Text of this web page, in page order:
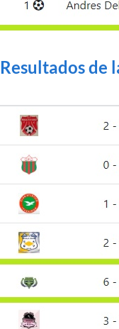
Resultados de